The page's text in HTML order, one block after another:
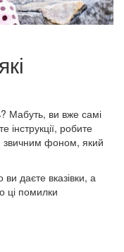
Мабуть, ви вже самі
інструкції, робите
звичним фоном, який
даєте вказівки, а
ці помилки